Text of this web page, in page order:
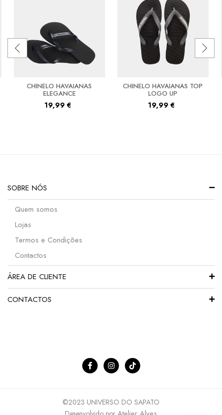
CHINELO HAVAIANAS
ELEGANCE
19,99 €
CHINELO HAVAIANAS TOP
LOGO UP
19,99 €
SOBRE NÓS
Quem somos
Lojas
Termos e Condições
Contactos
ÁREA DE CLIENTE
CONTACTOS
©2023 UNIVERSO DO SAPATO